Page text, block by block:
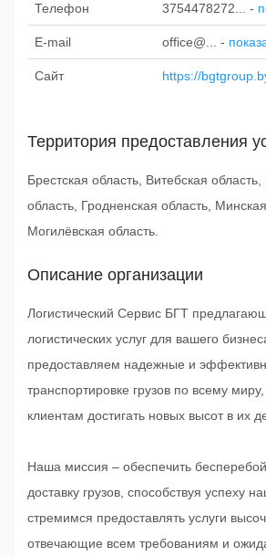
Телефон 3754478272... -
E-mail office@... -
Сайт https://
Территория предоставления
Брестская область, Витебская
область, Гродненская область, Минская
Могилёвская область.
Описание организации
Логистический Сервис БГТ
логистических услуг для вашего
предоставляем надежные и
транспортировке грузов по всему
клиентам достигать новых высот в их
Наша миссия – обеспечить
доставку грузов, способствуя успеху
стремимся предоставлять услуги
отвечающие всем требованиям и